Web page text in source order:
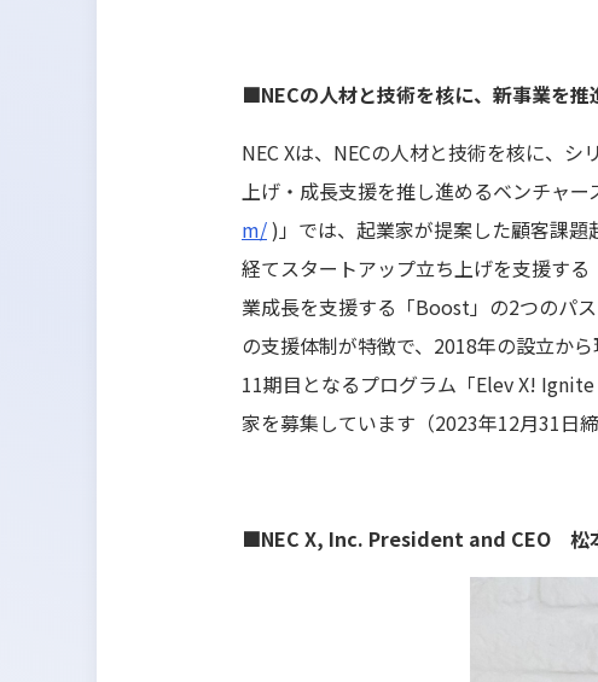
■NECの人材と技術を核に、新事業を推
NEC Xは、NECの人材と技術を核に、
上げ・成長支援を推し進めるベンチャ
m/)」では、起業家が提案した顧客課題
経てスタートアップ立ち上げを支援す
業成長を支援する「Boost」の2つのパ
の支援体制が特徴で、2018年の設立か
11期目となるプログラム「Elev X!
家を募集しています（2023年12月31日締
■NEC X, Inc. President and CEO 松